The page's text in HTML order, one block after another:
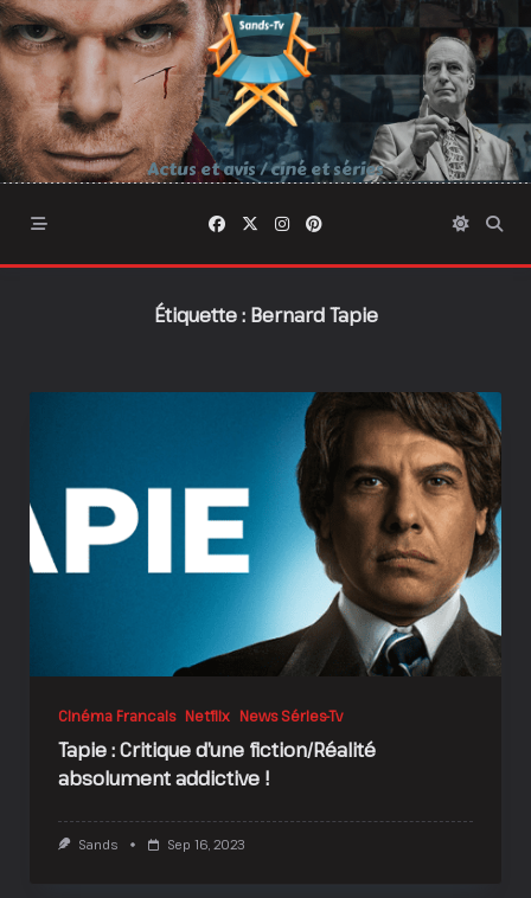
Skip
to
content
Actus et avis / ciné et séries
Étiquette : Bernard Tapie
Cinéma Francais Netflix News Séries-Tv
Tapie : Critique d’une fiction/Réalité
absolument addictive !
Sands Sep 16, 2023